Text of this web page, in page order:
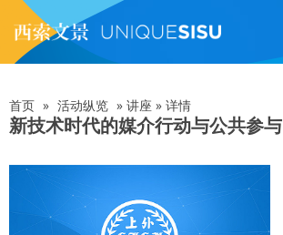
主
内
容面
包
首页 » 活动纵览 » 讲座 » 详情
新技术时代的媒介行动与公共参与